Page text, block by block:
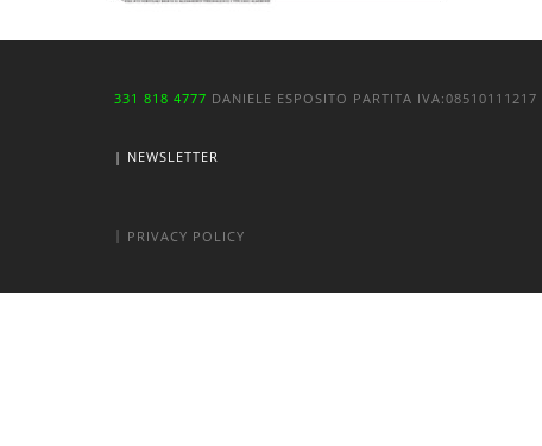
331 818 4777 DANIELE ESPOSITO PARTITA IVA:08510111217
| NEWSLETTER
| PRIVACY POLICY